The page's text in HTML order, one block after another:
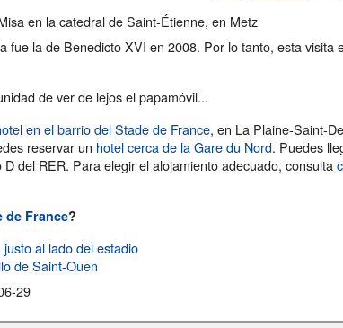
en la catedral de Saint-Étienne, en Metz
fue la de Benedicto XVI en 2008. Por lo tanto, esta visita
de ver de lejos el papamóvil...
en el barrio del Stade de France, en La Plaine-Saint-
reservar un hotel cerca de la Gare du Nord. Puedes
del RER. Para elegir el alojamiento adecuado, consulta
de France?
al lado del estadio
de Saint-Ouen
29